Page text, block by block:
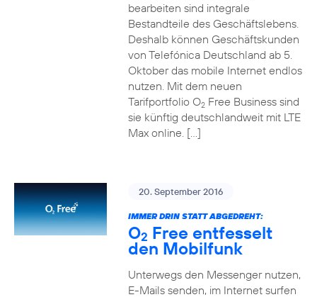
bearbeiten sind integrale
Bestandteile des Geschäftslebens.
Deshalb können Geschäftskunden
von Telefónica Deutschland ab 5.
Oktober das mobile Internet endlos
nutzen. Mit dem neuen
Tarifportfolio O2Free Business sind
sie künftig deutschlandweit mit LTE
Max online. […]
20. September 2016
IMMER DRIN STATT ABGEDREHT:
O2 Free entfesselt
den Mobilfunk
Unterwegs den Messenger nutzen,
E-Mails senden, im Internet surfen